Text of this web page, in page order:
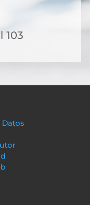
103
Datos